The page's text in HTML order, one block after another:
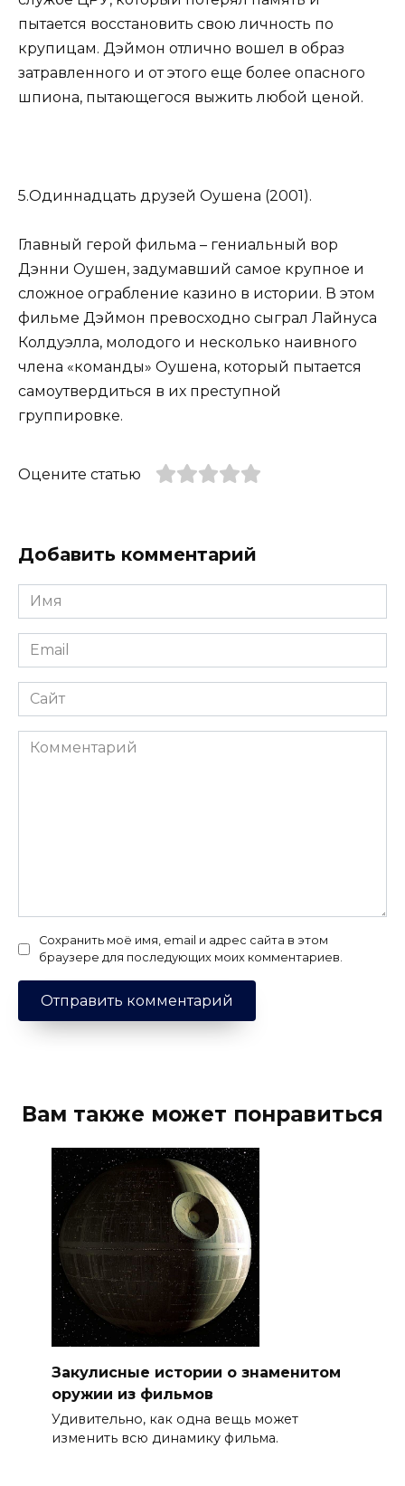
пытается восстановить свою личность по
крупицам. Дэймон отлично вошел в образ
затравленного и от этого еще более опасного
шпиона, пытающегося выжить любой ценой.
5.Одиннадцать друзей Оушена (2001).
Главный герой фильма – гениальный вор
Дэнни Оушен, задумавший самое крупное и
сложное ограбление казино в истории. В этом
фильме Дэймон превосходно сыграл Лайнуса
Колдуэлла, молодого и несколько наивного
члена «команды» Оушена, который пытается
самоутвердиться в их преступной
группировке.
Оцените статью
Добавить комментарий
Имя
*
Email
*
Сайт
Комментарий
Сохранить моё имя, email и адрес сайта в этом
браузере для последующих моих комментариев.
Вам также может понравиться
Закулисные истории о знаменитом
оружии из фильмов
Удивительно, как одна вещь может
изменить всю динамику фильма.